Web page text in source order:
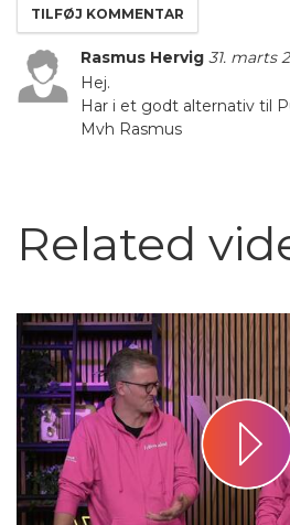
Rasmus Hervig 31. marts
Hej.
Har i et godt alternativ til
Mvh Rasmus
Related